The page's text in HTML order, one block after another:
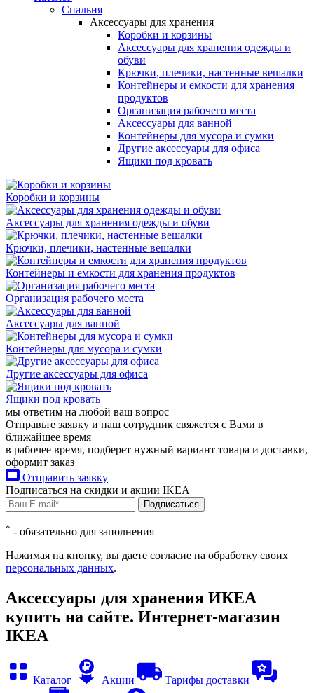
Спальня
Аксессуары для хранения
Коробки и корзины
Аксессуары для хранения одежды и
обуви
Крючки, плечики, настенные вешалки
Контейнеры и емкости для хранения
продуктов
Организация рабочего места
Аксессуары для ванной
Контейнеры для мусора и сумки
Другие аксессуары для офиса
Ящики под кровать
Коробки и корзины
Аксессуары для хранения одежды и обуви
Крючки, плечики, настенные вешалки
Контейнеры и емкости для хранения продуктов
Организация рабочего места
Аксессуары для ванной
Контейнеры для мусора и сумки
Другие аксессуары для офиса
Ящики под кровать
мы ответим на любой ваш вопрос
Отправьте заявку и наш сотрудник свяжется с Вами в
ближайшее время
в рабочее время, подберет нужный вариант товара и доставки,
оформит заказ
Отправить заявку
Подписаться на скидки и акции IKEA
Подписаться
* - обязательно для заполнения
Нажимая на кнопку, вы даете согласие на обработку своих
персональных данных.
Аксессуары для хранения ИКЕА
купить на сайте. Интернет-магазин
IKEA
Каталог Акции Тарифы доставки